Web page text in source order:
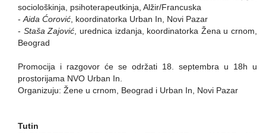
sociološkinja, psihoterapeutkinja, Alžir/Francuska
-Aida Ćorović, koordinatorka Urban In, Novi Pazar
- Staša Zajović, urednica izdanja, koordinatorka Žena u crnom,
Beograd
Promocija i razgovor će se održati 18. septembra u 18h u
prostorijama NVO Urban In.
Organizuju: Žene u crnom, Beograd i Urban In, Novi Pazar
Tutin